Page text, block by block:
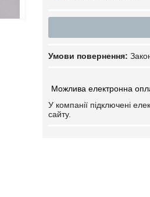
У компанії підключені
сайту.